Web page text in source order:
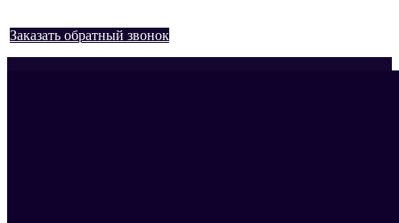
Заказать обратный звонок